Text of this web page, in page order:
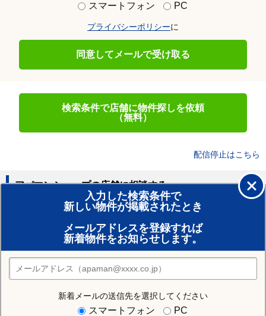
スマートフォン PC
プライバシーポリシーに
同意してメールで受け取る
検索条件で店舗に物件探しを依頼
（無料）
配信停止はこちら
入力した検索条件で
新しい物件が掲載されたとき
メールアドレスを登録すれば
新着物件をお知らせします。
新着メールの送信先を選択してください
スマートフォン PC
アパマンショップの店舗に相談する
賃貸のプロがお部屋探し！
おまかせ物件リクエスト
住みたい街の店舗を探す
店舗検索
住む街研究所でさいたま市桜区の情報を見る